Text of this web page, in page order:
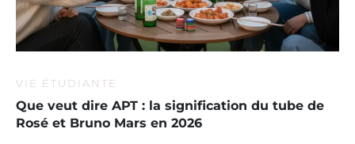
VIE ÉTUDIANTE
Que veut dire APT : la signification du tube de
Rosé et Bruno Mars en 2026